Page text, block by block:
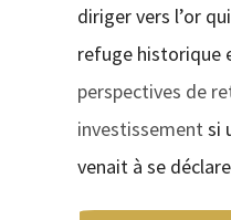
diriger vers l’or
refuge historique
perspectives de
investissement si
venait à se